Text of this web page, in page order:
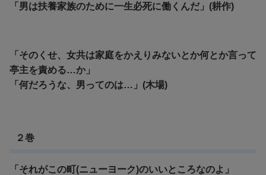
「男は扶養家族のために一生必死に働くんだ」(耕作)
「そのくせ、女共は家庭をかえりみないとか何とか言って
亭主を責める…か」
「何だろうな、男ってのは…」(木場)
２巻
「それがこの町(ニューヨーク)のいいところなのよ」